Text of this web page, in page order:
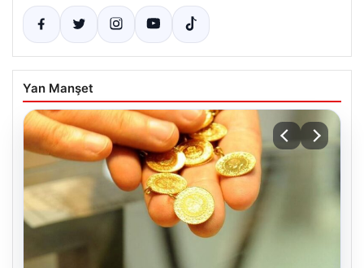
Yan Manşet